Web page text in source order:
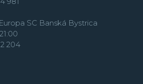
SC Banská Bystrica
204